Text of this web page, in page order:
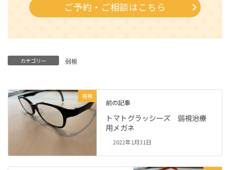
ご予約・ご相談はこちら
カテゴリー 弱視
弱視
前の記事
トマトグラッシーズ 弱視治療
用メガネ
2022年1月31日